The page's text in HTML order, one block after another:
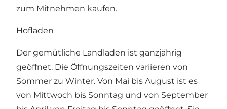
zum Mitnehmen kaufen.
Hofladen
Der gemütliche Landladen ist ganzjährig
geöffnet. Die Öffnungszeiten variieren von
Sommer zu Winter. Von Mai bis August ist es
von Mittwoch bis Sonntag und von September